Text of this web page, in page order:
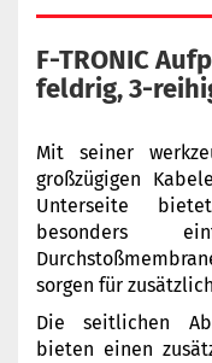
F-TRONIC
feldrig, 3-
Mit seiner
großzügigen
Unterseite
besonders
sorgen für
Die seitlichen
bieten einen